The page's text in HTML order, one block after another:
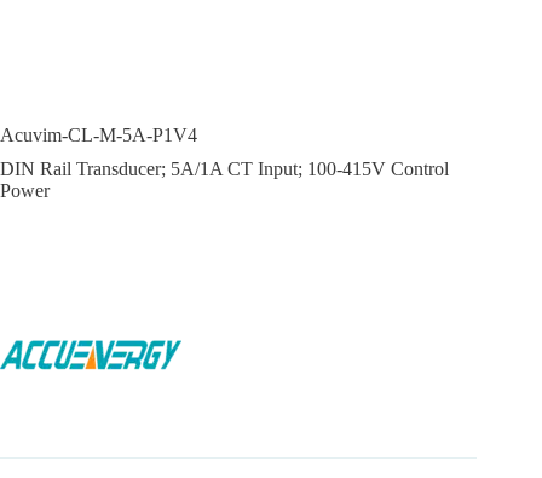
Acuvim-CL-M-5A-P1V4
DIN Rail Transducer; 5A/1A CT Input; 100-415V Control
Power